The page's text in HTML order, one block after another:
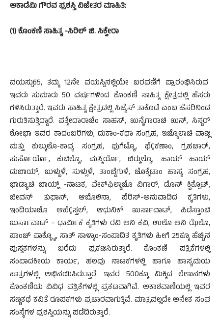
ಅಕಾಡೆಮಿ ಗೌರವ ಪ್ರಶಸ್ತಿ ವಿಜೇತರ ಮಾಹಿತಿ:
(1) ಕೊಂಕಣಿ ಸಾಹಿತ್ಯ -ಸಿರಿಲ್ ಜಿ. ಸಿಕ್ವೇರಾ
ವಯಸ್ಸು65, ತಮ್ಮ 12ನೇ ವಯಸ್ಸಿನಲ್ಲಿಯೇ ಬರವಣಿಗೆ ಪ್ರಾರಂಭಿಸಿರುವ
ಇವರು ಸುಮಾರು 50 ವರ್ಷಗಳಿಂದ ಕೊಂಕಣಿ ಸಾಹಿತ್ಯ ಕ್ಷೇತ್ರದಲ್ಲಿ ಹೆಸರು
ಗಳಿಸಿರುತ್ತಾರೆ. ಇವರು ಸಾಹಿತ್ಯ ಕ್ಷೇತ್ರದಲ್ಲಿ ಸಿಜ್ಯೆಸ್ ತಾಕೊಡೆ ಎಂಬ ಹೆಸರಿನಿಂದ
ಗುರುತಿಸುತ್ತಿದ್ದಾರೆ. ಪತ್ತೇದಾರಾಚೆಂ ಸಾಹಸ್, ಖುನ್ಯೆಗಾರಾಚಿ ಖುನ್, ಸಿಸ್ಟರ್
ಶೋಭಾ ಇವರ ಕಾದಂಬರಿಗಳು, ದುಕಾಂ-ಕಥಾ ಸಂಗ್ರಹ, ಇಜ್ಮೊಲಾಚಿ ವಾಟ್ಲಿ
ಮತ್ತು ಕುಲ್ಕುಲೊ-ಕಾವ್ಯ ಸಂಗ್ರಹ, ಫುಗೆಟ್ಯೊ, ಫೆÇಕಣಾಂ, ಗ್ರಹಚಾರ್,
ಸುರ್ಸೊರ್ಯೊ, ಕುಚಿಲ್ಯೊ, ಮಸ್ಕಿರ್ಯೊ, ಚಿರ್‍ಮುಲ್ಯೊ, ಹಾಯ್ ಹಾಯ್
ದುಬಾಯ್, ಬುಳ್ಬುಳೆ, ಸುಳ್ಸುಳೆ, ತಾಂಬ್ಡೆಗುಳೆ, ಚೊಕ್ಲೆಟಾಂ ಹಾಸ್ಯ ಸಂಗ್ರಹ,
ಭಾಡ್ಯಾಚಿ ಬಾಯ್ಲ್ -ನಾಟಕ, ವೇಕ್‍ಫಿಲ್ಡಾಚೊ ವಿಗಾರ್, ಡೊನ್ ಕ್ವಿಕ್ಸೊಟ್,
ಜೀವನ್ ತುಫಾನ್, ಆಬೊಲಿನಾ, ಪೆರಿಸ್-ಅನುವಾದಿದ ಕೃತಿಗಳು,
ಇಂಡಿಯಾಚೊ ಆಪೆÇಸ್ತಲ್, ಆಧುನಿಕ್ ಖುರ್ಸಾವಾಟ್, ಪಿಡೆಸ್ತಾಂಚಿ
ಖುರ್ಸಾವಾಟ್ – ಧಾರ್ಮಿಕ ಕೃತಿಗಳು ರವಿ ಅನಿ ಕವಿ, ಉಲೊ ಆನಿ ಝೆಲೊ,
ಪಾಂಚ್ ಪಾಕ್ಳ್ಯೊ, ಸಾತ್ ಸಾಳ್ಕಾಂ-ಸಂಪಾದಿತ ಕೃತಿಗಳು ಹೀಗೆ 25ಕ್ಕೂ ಹೆಚ್ಚಿನ
ಪುಸ್ತಕಗಳನ್ನು ಬರೆದು ಪ್ರಕಟಿಸಿರುತ್ತಾರೆ. ಕೊಂಕಣಿ ಪತ್ರಿಕೆಗಳಲ್ಲಿ
ಸಂಪಾದಕೀಯ ಕಾರ್ಯ, ಹಲವು ನಾಟಕಗಳಲ್ಲಿ ಹಾಗೂ ಹಾಸ್ಯಮಯ
ಪಾತ್ರಗಳಲ್ಲಿ ಅಭಿನಯಿಸಿರುತ್ತಾರೆ. ಇವರ 500ಕ್ಕೂ ಮಿಕ್ಕಿದ ಲೇಖನಗಳು
ಕೊಂಕಣಿಯ ವಿವಿಧ ಪತ್ರಿಕೆಗಳಲ್ಲಿ ಪ್ರಕಟವಾಗಿವೆ. ಅಕಾಶವಾಣಿಯಲ್ಲಿ ಇವರ
ಸಣ್ಣಕಥೆ ಕವಿತೆ ರೂಪಕಗಳು ಪ್ರಚಾರವಾಗುತ್ತಿವೆ. ಮಾತ್ರವಲ್ಲದೇ ಅನೇಕ ಸಂಘ
ಸಂಸ್ಥೆಗಳ ಪ್ರಶಸ್ತಿಯನ್ನು ಪಡೆದಿರುತ್ತಾರೆ.